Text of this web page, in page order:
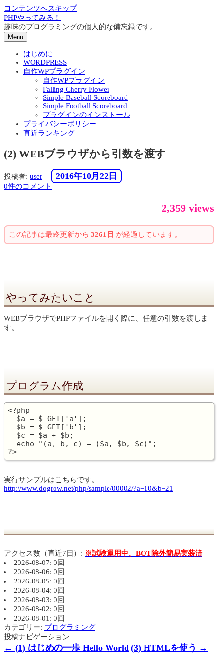
コンテンツへスキップ
PHPやってみる！
趣味のプログラミングの個人的な備忘録です。
Menu
はじめに
WORDPRESS
自作WPプラグイン
自作WPプラグイン
Falling Cherry Flower
Simple Baseball Scoreboard
Simple Football Scoreboard
プラグインのインストール
プライバシーポリシー
直近ランキング
(2) WEBブラウザから引数を渡す
投稿者: user | 2016年10月22日
0件のコメント
2,359 views
この記事は最終更新から 3261日 が経過しています。
やってみたいこと
WEBブラウザでPHPファイルを開く際に、任意の引数を渡しま
す。
プログラム作成
<?php
  $a = $_GET['a'];
  $b = $_GET['b'];
  $c = $a + $b;
  echo "(a, b, c) = ($a, $b, $c)";
実行サンプルはこちらです。
http://www.dogrow.net/php/sample/00002/?a=10&b=21
アクセス数（直近7日）: ※試験運用中、BOT除外簡易実装済
2026-08-07: 0回
2026-08-06: 0回
2026-08-05: 0回
2026-08-04: 0回
2026-08-03: 0回
2026-08-02: 0回
2026-08-01: 0回
カテゴリー: プログラミング
投稿ナビゲーション
← (1) はじめの一歩 Hello World (3) HTMLを使う →